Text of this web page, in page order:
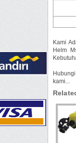
Kami
Helm
kami...